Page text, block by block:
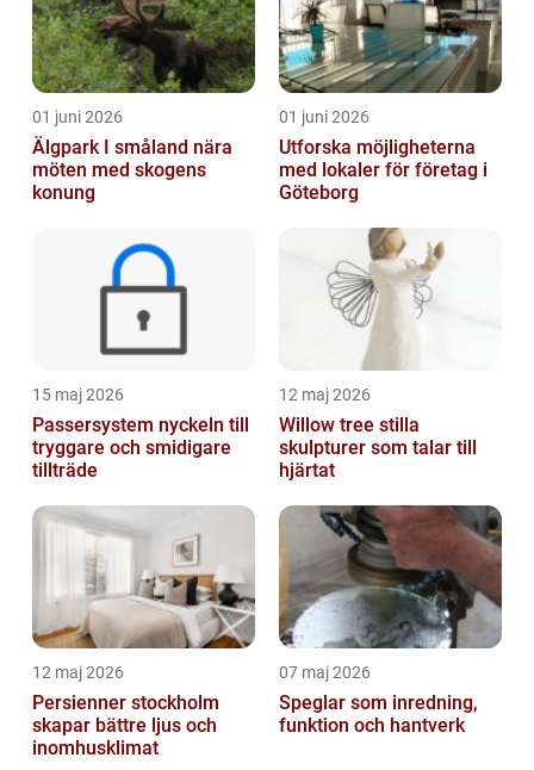
01 juni 2026
Älgpark I småland nära
möten med skogens
konung
01 juni 2026
Utforska möjligheterna
med lokaler för företag i
Göteborg
15 maj 2026
Passersystem nyckeln till
tryggare och smidigare
tillträde
12 maj 2026
Willow tree stilla
skulpturer som talar till
hjärtat
12 maj 2026
Persienner stockholm
skapar bättre ljus och
inomhusklimat
07 maj 2026
Speglar som inredning,
funktion och hantverk